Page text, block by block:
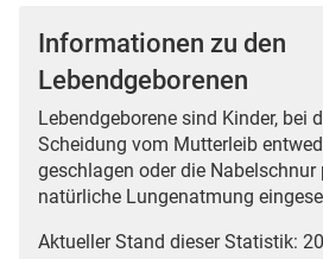
Informationen zu den
Lebendgeborenen
Lebendgeborene sind Kinder, bei
Scheidung vom Mutterleib
geschlagen oder die Nabelschnur
natürliche Lungenatmung
Aktueller Stand dieser Statistik: